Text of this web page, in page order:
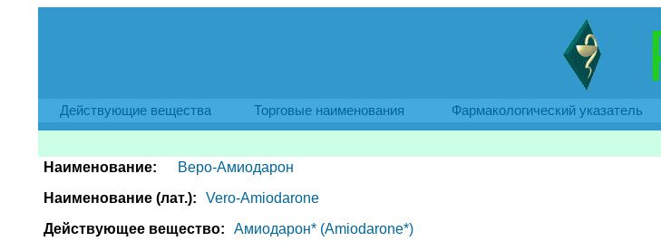
Действующие вещества Торговые наименования Фармакологический указатель
Наименование:
Веро-Амиодарон
Наименование (лат.):
Vero-Amiodarone
Действующее вещество:
Амиодарон* (Amiodarone*)